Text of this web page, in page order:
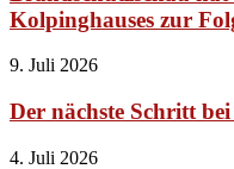
Kolpinghauses zur
9. Juli 2026
Der nächste Schritt
4. Juli 2026